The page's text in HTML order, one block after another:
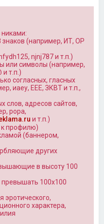
никами:
(например, ИТ, OP
njnj787 и т.п.)
или символы (например,
и т.п.)
согласных, гласных
иаеу, ЕЕЕ, ЗКВТ и т.п.,
слов, адресов сайтов,
popa,
и т.п.)
к профилю)
(баннером,
других
в высоту 100
превышать 100x100
эротического,
характера,